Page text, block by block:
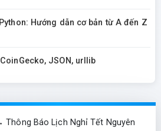
Hướng dẫn cơ bản từ A đến Z
JSON, urllib
Thông Báo Lịch Nghỉ Tết Nguyên